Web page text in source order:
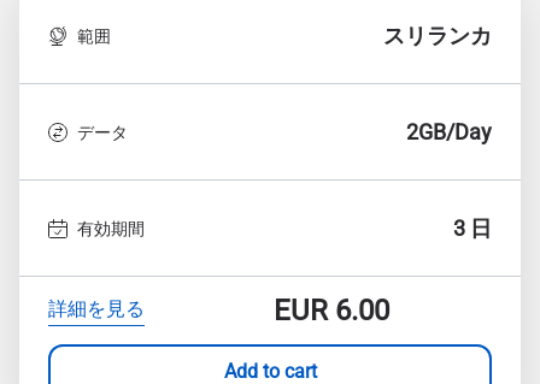
範囲 スリランカ
データ 2GB/Day
有効期間 3 日
詳細を見る EUR6.00
Add to cart